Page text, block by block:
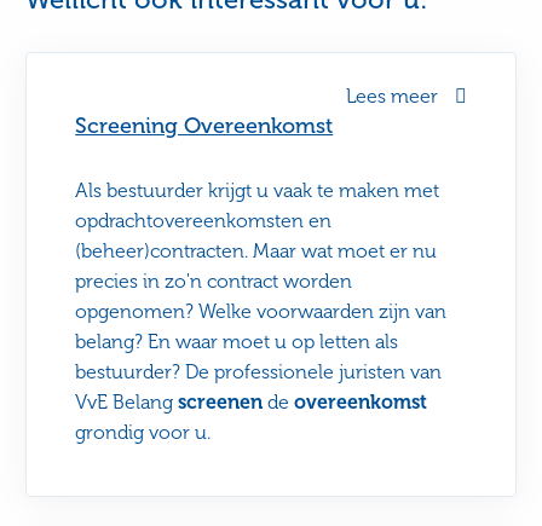
Screening Overeenkomst
Als bestuurder krijgt u vaak te maken met
opdrachtovereenkomsten en
(beheer)contracten. Maar wat moet er nu
precies in zo'n contract worden
opgenomen? Welke voorwaarden zijn van
belang? En waar moet u op letten als
bestuurder? De professionele juristen van
VvE Belangscreenen deovereenkomst
grondig voor u.
Lees meer